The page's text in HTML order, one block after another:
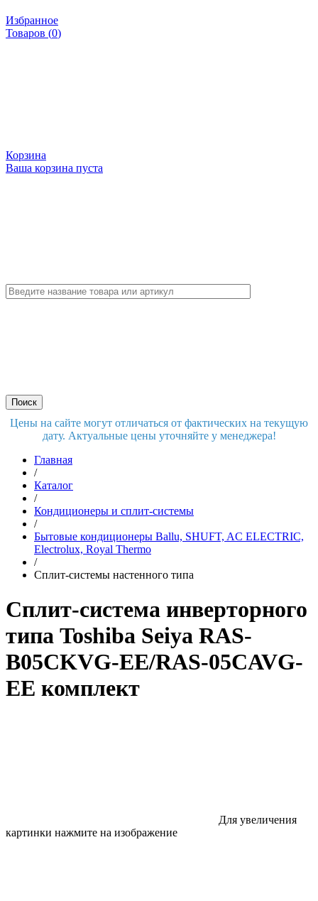
Избранное
Товаров (0)
Корзина
Ваша корзина пуста
Цены на сайте могут отличаться от фактических на текущую
дату. Актуальные цены уточняйте у менеджера!
Главная
/
Каталог
/
Кондиционеры и сплит-системы
/
Бытовые кондиционеры Ballu, SHUFT, AC ELECTRIC,
Electrolux, Royal Thermo
/
Сплит-системы настенного типа
Сплит-система инверторного
типа Toshiba Seiya RAS-
B05CKVG-EE/RAS-05CAVG-
EE комплект
Для увеличения
картинки нажмите на изображение